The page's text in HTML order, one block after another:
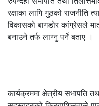
रक्षाका लागि गुठको राजनीति
विकासको बागडोर कांग्रेसले
बनाउने तर्फ लाग्नु पर्ने बताए ।
कार्यक्रममा क्षेत्रीय सभापति